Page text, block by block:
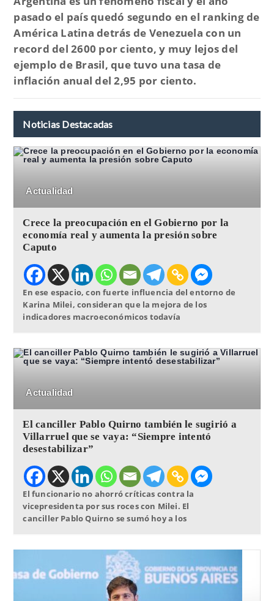
pasado el país quedó segundo en el ranking de
América Latina detrás de Venezuela con un
record del 2600 por ciento, y muy lejos del
ejemplo de Brasil, que tuvo una tasa de
inflación anual del 2,95 por ciento.
Noticias Destacadas
Actualidad
Crece la preocupación en el Gobierno por la
economía real y aumenta la presión sobre
Caputo
En ese espacio, con fuerte influencia del entorno de
Karina Milei, consideran que la mejora de los
indicadores macroeconómicos todavía
Actualidad
El canciller Pablo Quirno también le sugirió a
Villarruel que se vaya: “Siempre intentó
desestabilizar”
El funcionario no ahorró críticas contra la
vicepresidenta por sus roces con Milei. El
canciller Pablo Quirno se sumó hoy a los